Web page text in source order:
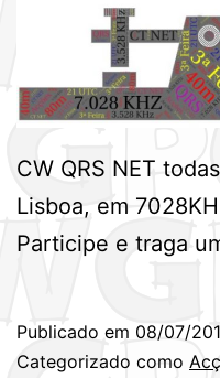
CW QRS NET
Lisboa, em
Participe e traga
Publicado em 08/07/
Categorizado como